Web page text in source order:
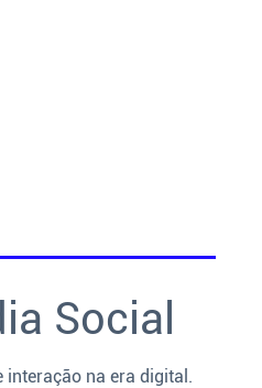
Social
na era digital.